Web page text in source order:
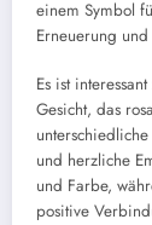
einem Symbol
Erneuerung
Es ist
Gesicht, das
und herzliche
und Farbe,
positive